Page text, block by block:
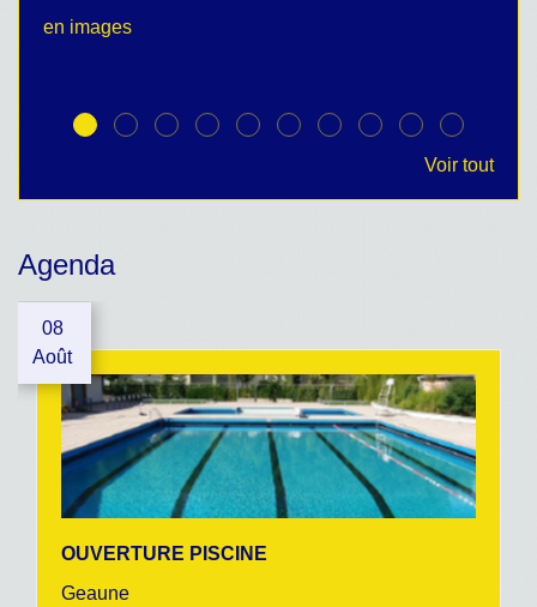
en images
Voir tout
Agenda
08
Août
OUVERTURE PISCINE
Geaune